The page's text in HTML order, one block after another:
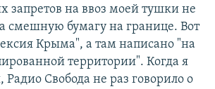
запретов на ввоз моей тушки не
смешную бумагу на границе. Вот
Крыма", а там написано "на
территории". Когда я
Радио Свобода не раз говорило о